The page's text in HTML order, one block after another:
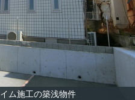
ム施工の築浅物件